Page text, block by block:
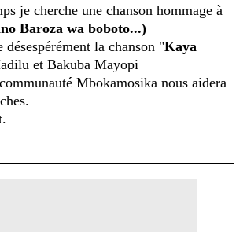
je cherche une chanson hommage à
Baroza wa boboto...)
la chanson "Kaya
et Bakuba Mayopi
Mbokamosika nous aidera